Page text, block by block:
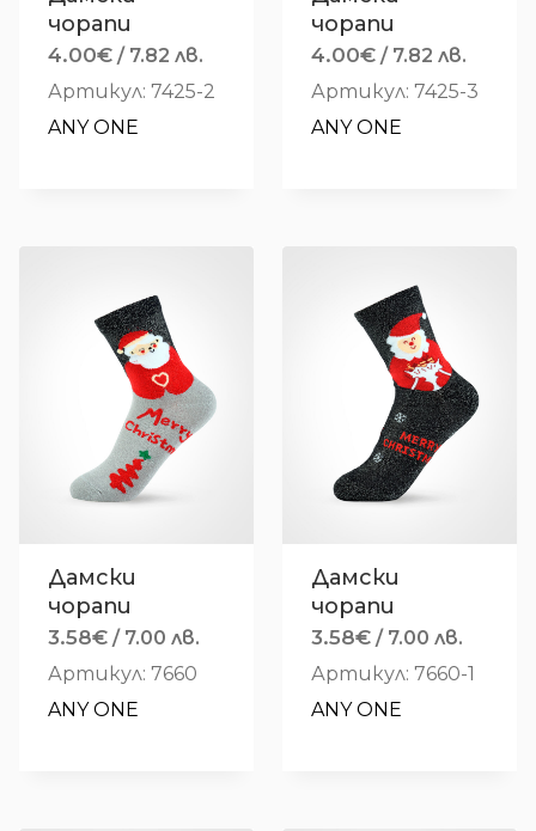
чорапи
4.00€ / 7.82 лв.
Артикул: 7425-2
ANY ONE
чорапи
4.00€ / 7.82 лв.
Артикул: 7425-3
ANY ONE
Дамски
чорапи
3.58€ / 7.00 лв.
Артикул: 7660
ANY ONE
Дамски
чорапи
3.58€ / 7.00 лв.
Артикул: 7660-1
ANY ONE